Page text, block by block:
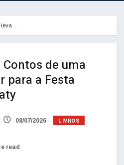
leva…
de uma
para a Festa
08/07/2026 LIVROS
read